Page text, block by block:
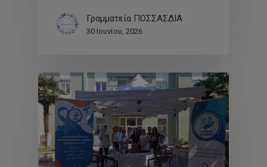
Γραμματεία ΠΟΣΣΑΣΔΙΑ
30 Ιουνίου, 2026